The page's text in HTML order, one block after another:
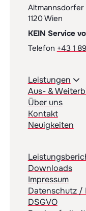
1120 Wien
KEIN Service
Telefon +43 1
Leistungen
Aus- &
Über uns
Kontakt
Neuigkeiten
Downloads
Impressum
Datenschutz /
DSGVO